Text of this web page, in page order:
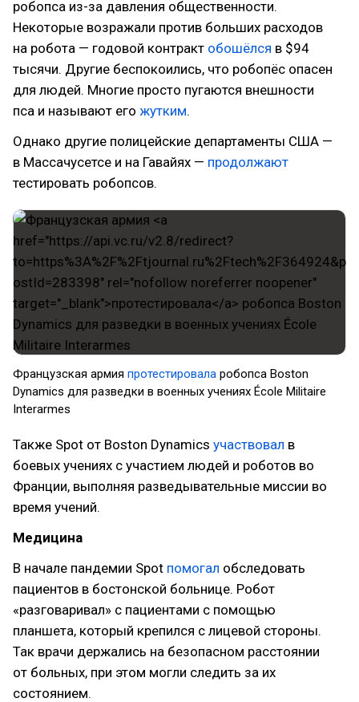
робопса из-за давления общественности.
Некоторые возражали против больших расходов
на робота — годовой контракт обошёлся в $94
тысячи. Другие беспокоились, что робопёс опасен
для людей. Многие просто пугаются внешности
пса и называют его жутким.
Однако другие полицейские департаменты США —
в Массачусетсе и на Гавайях — продолжают
тестировать робопсов.
Французская армия протестировала робопса Boston
Dynamics для разведки в военных учениях École Militaire
Interarmes
Также Spot от Boston Dynamics участвовал в
боевых учениях с участием людей и роботов во
Франции, выполняя разведывательные миссии во
время учений.
Медицина
В начале пандемии Spot помогал обследовать
пациентов в бостонской больнице. Робот
«разговаривал» с пациентами с помощью
планшета, который крепился с лицевой стороны.
Так врачи держались на безопасном расстоянии
от больных, при этом могли следить за их
состоянием.